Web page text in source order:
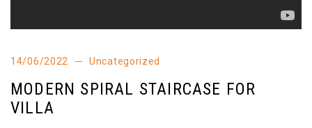
14/06/2022 Uncategorized
MODERN SPIRAL STAIRCASE FOR
VILLA